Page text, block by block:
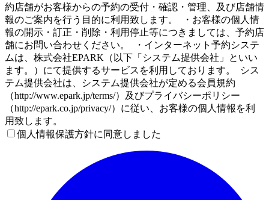
約店舗がお客様からの予約の受付・確認・管理、及び店舗情
報のご案内を行う目的に利用致します。 ・お客様の個人情
報の開示・訂正・削除・利用停止等につきましては、予約店
舗にお問い合わせください。 ・インターネット予約システ
ムは、株式会社EPARK（以下「システム提供会社」といい
ます。）にて提供するサービスを利用しております。 シス
テム提供会社は、システム提供会社が定める会員規約
（http://www.epark.jp/terms/）及びプライバシーポリシー
（http://epark.co.jp/privacy/）に従い、お客様の個人情報を利
用致します。
個人情報保護方針に同意しました